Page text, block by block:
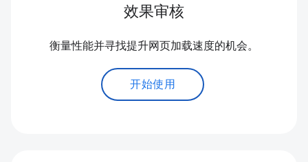
效果审核
衡量性能并寻找提升网页加载速度的机会。
开始使用